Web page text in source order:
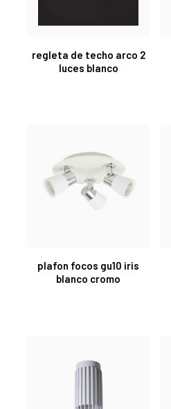
regleta de techo arco 2
luces blanco
plafon focos gu10 iris
blanco cromo